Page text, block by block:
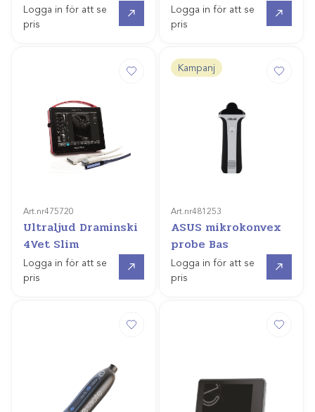
Logga in för att se
pris
Logga in för att se
pris
Art.nr475720
Ultraljud Draminski
4Vet Slim
Logga in för att se
pris
Kampanj
Art.nr481253
ASUS mikrokonvex
probe Bas
Logga in för att se
pris